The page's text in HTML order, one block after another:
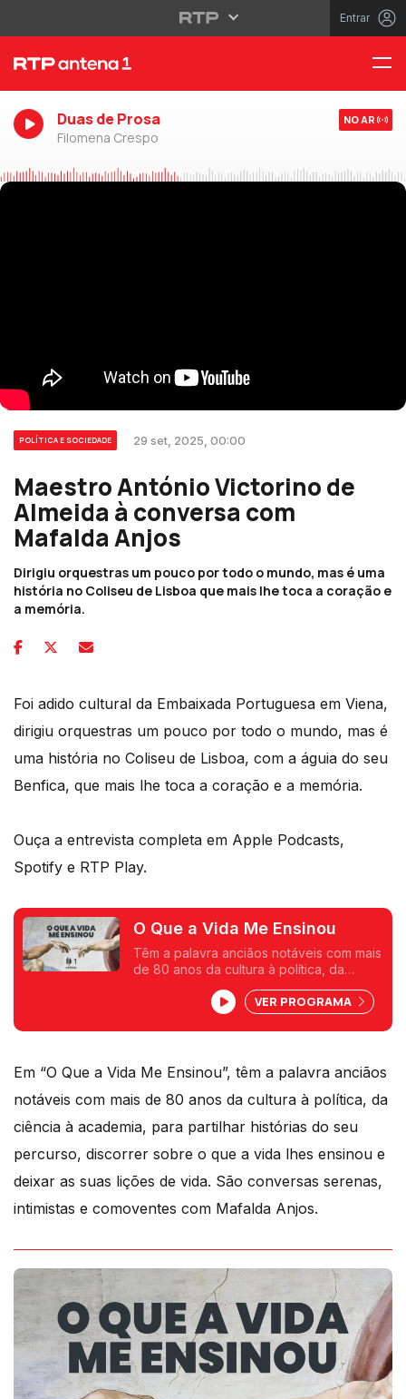
Entrar
Duas de Prosa
Filomena Crespo
NO AR
POLÍTICA E SOCIEDADE 29 set, 2025, 00:00
Maestro António Victorino de
Almeida à conversa com
Mafalda Anjos
Dirigiu orquestras um pouco por todo o mundo, mas é uma
história no Coliseu de Lisboa que mais lhe toca a coração e
a memória.
Foi adido cultural da Embaixada Portuguesa em Viena,
dirigiu orquestras um pouco por todo o mundo, mas é
uma história no Coliseu de Lisboa, com a águia do seu
Benfica, que mais lhe toca a coração e a memória.
Ouça a entrevista completa em Apple Podcasts,
Spotify e RTP Play.
O Que a Vida Me Ensinou
Têm a palavra anciãos notáveis com mais
de 80 anos da cultura à política, da
histórias do seu percurso, discorrer
sobre o que a vida lhes ensinou e deixar
as suas lições de vida. São conversas
Mafalda Anjos.
VER PROGRAMA
Em “O Que a Vida Me Ensinou”, têm a palavra anciãos
notáveis com mais de 80 anos da cultura à política, da
ciência à academia, para partilhar histórias do seu
percurso, discorrer sobre o que a vida lhes ensinou e
deixar as suas lições de vida. São conversas serenas,
intimistas e comoventes com Mafalda Anjos.